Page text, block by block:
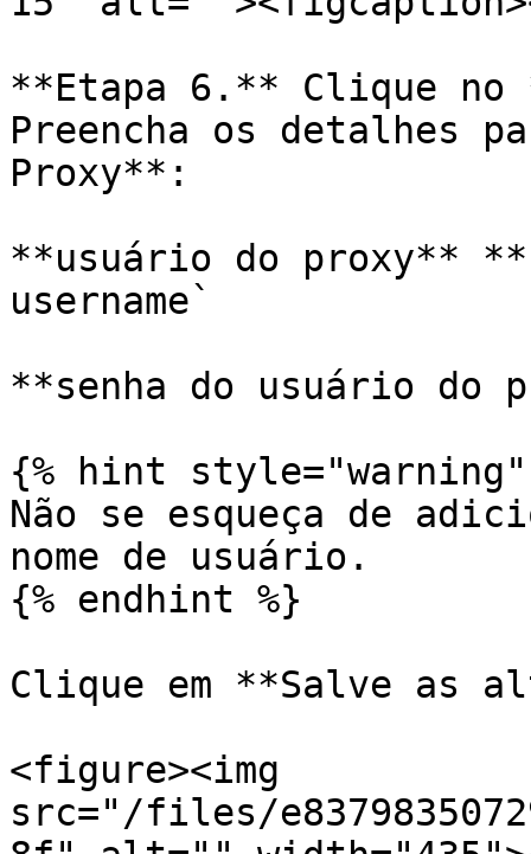
**Etapa 6.** Clique
Preencha os detalhes
Proxy**:
**usuário do proxy**
username`
**senha do usuário do
{% hint style="warning"
Não se esqueça de
nome de usuário.
{% endhint %}
Clique em **Salve as
<figure><img
src="/files/